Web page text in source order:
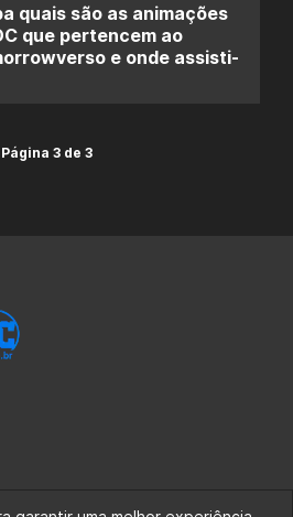
quais são as animações
que pertencem ao
e onde assisti-
Página 3 de 3